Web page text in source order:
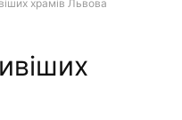
храмів Львова